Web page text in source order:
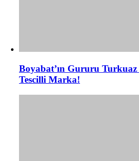
Boyabat’ın Gururu
Tescilli Marka!